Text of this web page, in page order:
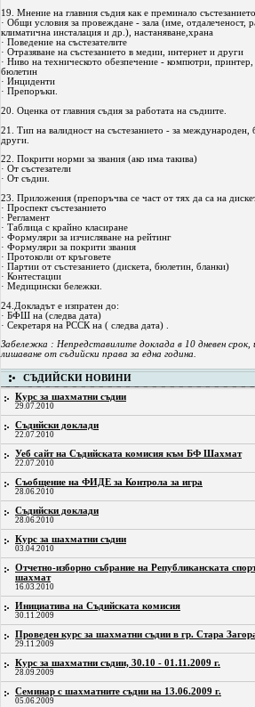
19. Мнение на главния съдия как е преминало
· Общи условия за провеждане - зала (име, отдалеченост,
климатична инсталация и др.), настаняване,храна
· Поведение на състезателите
· Отразяване на състезанието в медии, интернет и други
· Ниво на техническото обезпечение - компютри, принтер,
бюлетин
· Инциденти
· Препоръки.
20. Оценка от главния съдия за работата на съдиите.
21. Тип на валидност на състезанието - за международен,
други.
22. Покрити норми за звания (ако има такива)
· От състезатели
· От съдии.
23. Приложения (препоръчва се част от тях да са на
· Проспект състезанието
· Регламент
· Таблица с крайно класиране
· Формуляри за изчисляване на рейтинг
· Формуляри за покрити звания
· Протоколи от кръговете
· Партии от състезанието (дискета, бюлетин, бланки)
· Контестации
· Медицински бележки.
24.Докладът е изпратен до:
· БФШ на (следва дата)
· Секретаря на РССК на ( следва дата) .
Забележка : Непредставилите доклада в 10 дневен
лишаване от съдийски права за една година.
СЪДИЙСКИ НОВИНИ
Курс за шахматни съдии
29.07.2010
Съдийски доклади
22.07.2010
Уеб сайт на Съдийската комисия към БФ Шахмат
22.07.2010
Съобщение на ФИДЕ за Контрола за игра
28.06.2010
Съдийски доклади
28.06.2010
Курс за шахматни съдии
03.04.2010
Отчетно-изборно събрание на Републиканската
шахмат
16.03.2010
Инициатива на Съдийската комисия
30.11.2009
Проведен курс за шахматни съдии в гр. Стара
29.11.2009
Курс за шахматни съдии, 30.10 - 01.11.2009 г.
28.09.2009
Семинар с шахматните съдии на 13.06.2009 г.
05.06.2009